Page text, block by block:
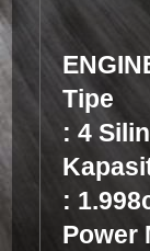
T
: 4
: